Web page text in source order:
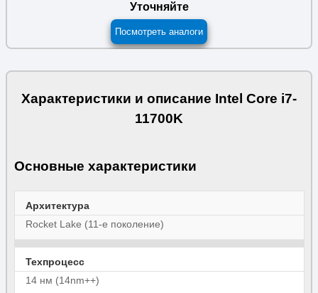
Уточняйте
Посмотреть аналоги
Характеристики и описание Intel Core i7-
11700K
Основные характеристики
Архитектура
Rocket Lake (11-е поколение)
Техпроцесс
14 нм (14nm++)